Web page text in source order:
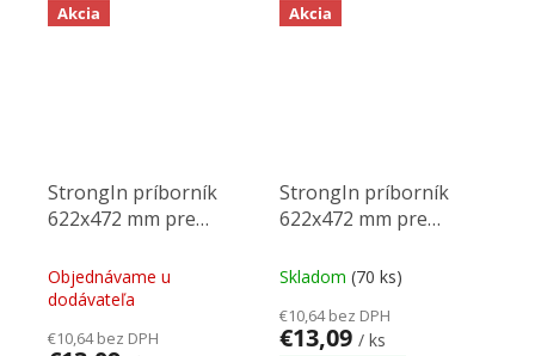
Akcia
StrongIn príborník
622x472 mm pre
Objednávame u
dodávateľa
€10,64 bez DPH
Akcia
StrongIn príborník
622x472 mm pre
Skladom (70 ks)
€10,64 bez DPH
€13,09 / ks